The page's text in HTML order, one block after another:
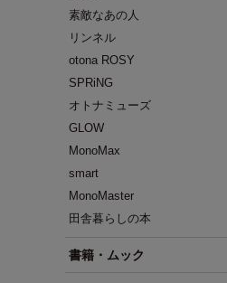
素敵なあの人
リンネル
otona ROSY
SPRiNG
オトナミューズ
GLOW
MonoMax
smart
MonoMaster
田舎暮らしの本
書籍・ムック